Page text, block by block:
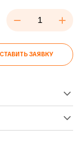
ЗАЯВКУ